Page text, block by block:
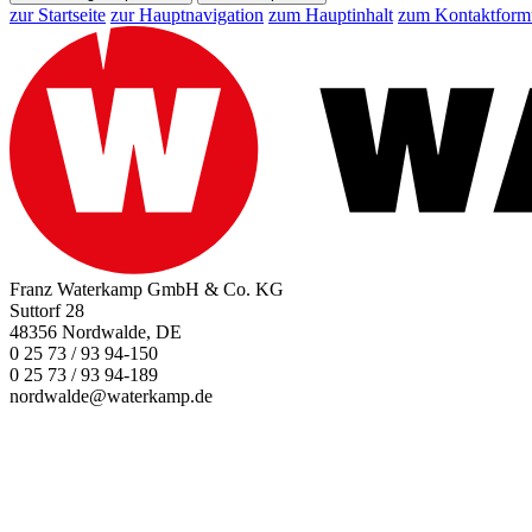
zur Startseite zur Hauptnavigation zum Hauptinhalt zum
Franz Waterkamp GmbH & Co. KG
Suttorf 28
48356 Nordwalde, DE
0 25 73 / 93 94-150
0 25 73 / 93 94-189
nordwalde@waterkamp.de